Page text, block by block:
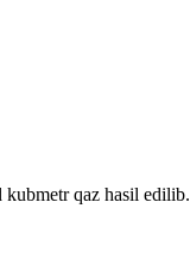
qaz hasil edilib.